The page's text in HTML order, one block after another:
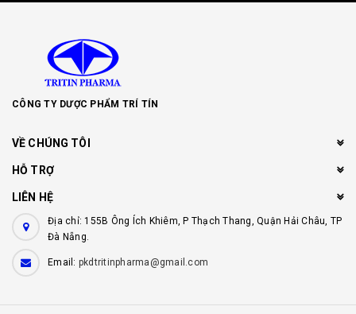
CÔNG TY DƯỢC PHẨM TRÍ TÍN
VỀ CHÚNG TÔI
HỖ TRỢ
LIÊN HỆ
Địa chỉ: 155B Ông Ích Khiêm, P Thạch Thang, Quận Hải Châu, TP
Đà Nẵng.
Email: pkdtritinpharma@gmail.com